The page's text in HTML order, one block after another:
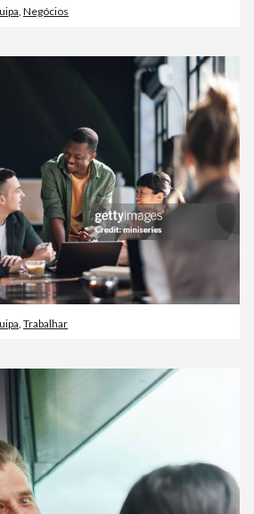
, Negócios
Trabalhar